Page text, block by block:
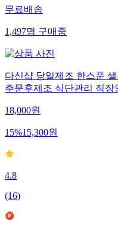
무료배송
1,497명 구매중
다신샵 당일제조 한스푼
주문후제조 식단관리 직장
18,000원
15%15,300원
4.8
(16)